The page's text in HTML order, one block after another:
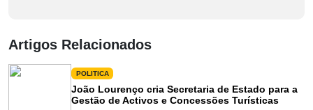
Artigos Relacionados
POLITICA
João Lourenço cria Secretaria de Estado para a
Gestão de Activos e Concessões Turísticas